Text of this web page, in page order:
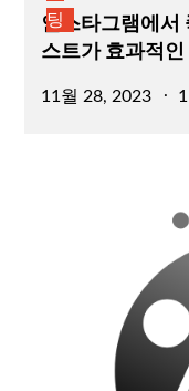
팅
인스타그램에서
스트가 효과적
Posted
11월 28, 2023